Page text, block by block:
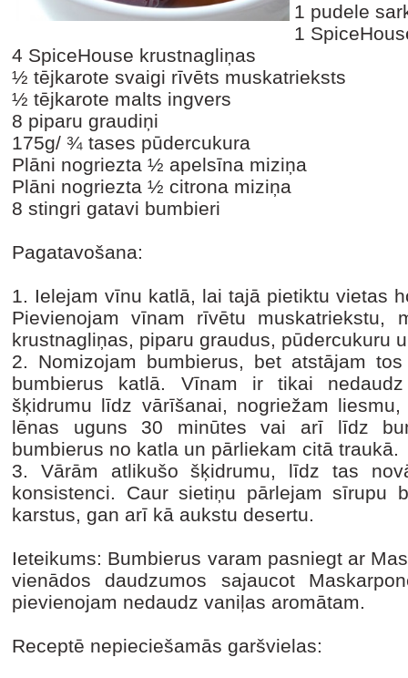
1 pudele
1
4 SpiceHouse krustnagliņas
½ tējkarote svaigi rīvēts muskatrieksts
½ tējkarote malts ingvers
8 piparu graudiņi
175g/ ¾ tases pūdercukura
Plāni nogriezta ½ apelsīna miziņa
Plāni nogriezta ½ citrona miziņa
8 stingri gatavi bumbieri
Pagatavošana:
1. Ielejam vīnu katlā, lai tajā pietiktu vietas
Pievienojam vīnam rīvētu muskatriekstu,
krustnagliņas, piparu graudus, pūdercukuru
2.
Nomizojam bumbierus, bet atstājam
bumbierus katlā. Vīnam ir tikai
šķidrumu līdz vārīšanai, nogriežam
lēnas uguns 30 minūtes vai arī līdz
bumbierus no katla un pārliekam citā traukā.
3.
Vārām atlikušo šķidrumu, līdz tas
konsistenci. Caur sietiņu pārlejam sīrupu
karstus, gan arī kā aukstu desertu.
Ieteikums: Bumbierus varam pasniegt ar
vienādos daudzumos sajaucot
pievienojam nedaudz vaniļas aromātam.
Receptē nepieciešamās garšvielas: